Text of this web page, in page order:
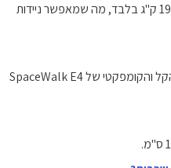
משקל ההליכון SpaceWalk E4 הוא ‎19.2 ק"ג בלבד, מה שמאפשר ניידות
כן, בזכות הגלגלים התחתונים המבנה הקל והקומפקטי של SpaceWalk E4